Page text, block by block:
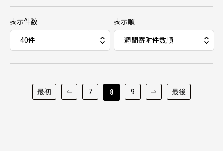
表示件数 表示順
最初 7 8 9 最後